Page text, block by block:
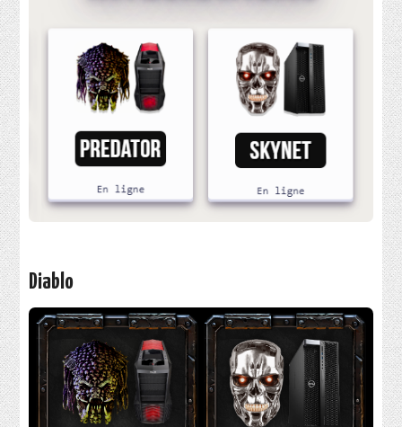
PHP
RÉALISATIONS
PIXEL-ART
TORRENT
VIDÉO
SECRET
Diablo